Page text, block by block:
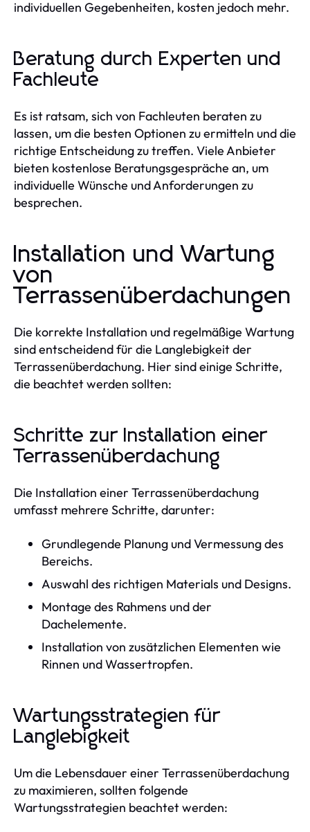
individuellen Gegebenheiten, kosten jedoch mehr.
Beratung durch Experten und
Fachleute
Es ist ratsam, sich von Fachleuten beraten zu
lassen, um die besten Optionen zu ermitteln und die
richtige Entscheidung zu treffen. Viele Anbieter
bieten kostenlose Beratungsgespräche an, um
individuelle Wünsche und Anforderungen zu
besprechen.
Installation und Wartung
von
Terrassenüberdachungen
Die korrekte Installation und regelmäßige Wartung
sind entscheidend für die Langlebigkeit der
Terrassenüberdachung. Hier sind einige Schritte,
die beachtet werden sollten:
Schritte zur Installation einer
Terrassenüberdachung
Die Installation einer Terrassenüberdachung
umfasst mehrere Schritte, darunter:
Grundlegende Planung und Vermessung des
Bereichs.
Auswahl des richtigen Materials und Designs.
Montage des Rahmens und der
Dachelemente.
Installation von zusätzlichen Elementen wie
Rinnen und Wassertropfen.
Wartungsstrategien für
Langlebigkeit
Um die Lebensdauer einer Terrassenüberdachung
zu maximieren, sollten folgende
Wartungsstrategien beachtet werden: